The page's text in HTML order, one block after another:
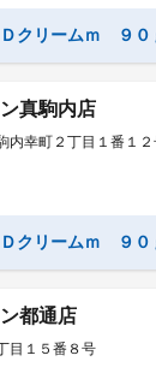
Ｄクリームｍ ９０
真駒内店
内幸町２丁目１番１
Ｄクリームｍ ９０
都通店
目１５番８号